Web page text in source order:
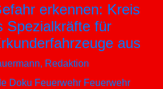
erkennen: Kreis
Spezialkräfte für
aus
Redaktion
Doku Feuerwehr Feuerwehr